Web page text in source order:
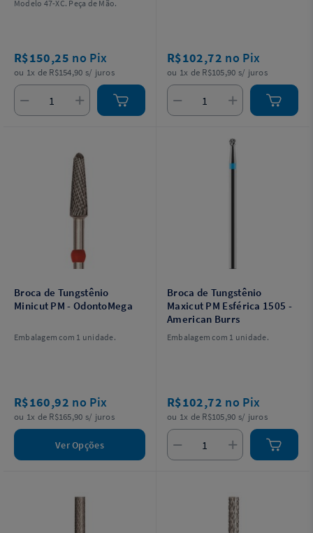
Modelo 47-XC. Peça de Mão.
R$150,25 no Pix
ou 1x de R$154,90 s/ juros
R$102,72 no Pix
ou 1x de R$105,90 s/ juros
Broca de Tungstênio
Minicut PM - OdontoMega
Embalagem com 1 unidade.
R$160,92 no Pix
ou 1x de R$165,90 s/ juros
Ver Opções
Broca de Tungstênio
Maxicut PM Esférica 1505 -
American Burrs
Embalagem com 1 unidade.
R$102,72 no Pix
ou 1x de R$105,90 s/ juros